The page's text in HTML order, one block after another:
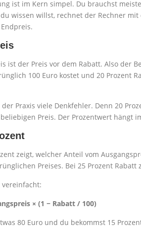
ist im Kern simpel. Du brauchst
du wissen willst, rechnet der Rechner
ist der Preis vor dem Rabatt. Also der
100 Euro kostet und 20 Prozent
Praxis viele Denkfehler. Denn 20
Preis. Der Prozentwert hängt
zeigt, welcher Anteil vom
Preises. Bei 25 Prozent Rabatt
vereinfacht:
× (1 − Rabatt / 100)
80 Euro und du bekommst 15